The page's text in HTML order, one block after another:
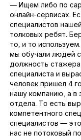
― Ищем либо по
онлайн-сервисах.
специалистов
толковых ребят.
то, и то
мы обучали людей с
должность
специалиста и
человек пришел 4
нашу компанию, а в
отдела. То есть
компетентного
специалистов —
нас не потоковый